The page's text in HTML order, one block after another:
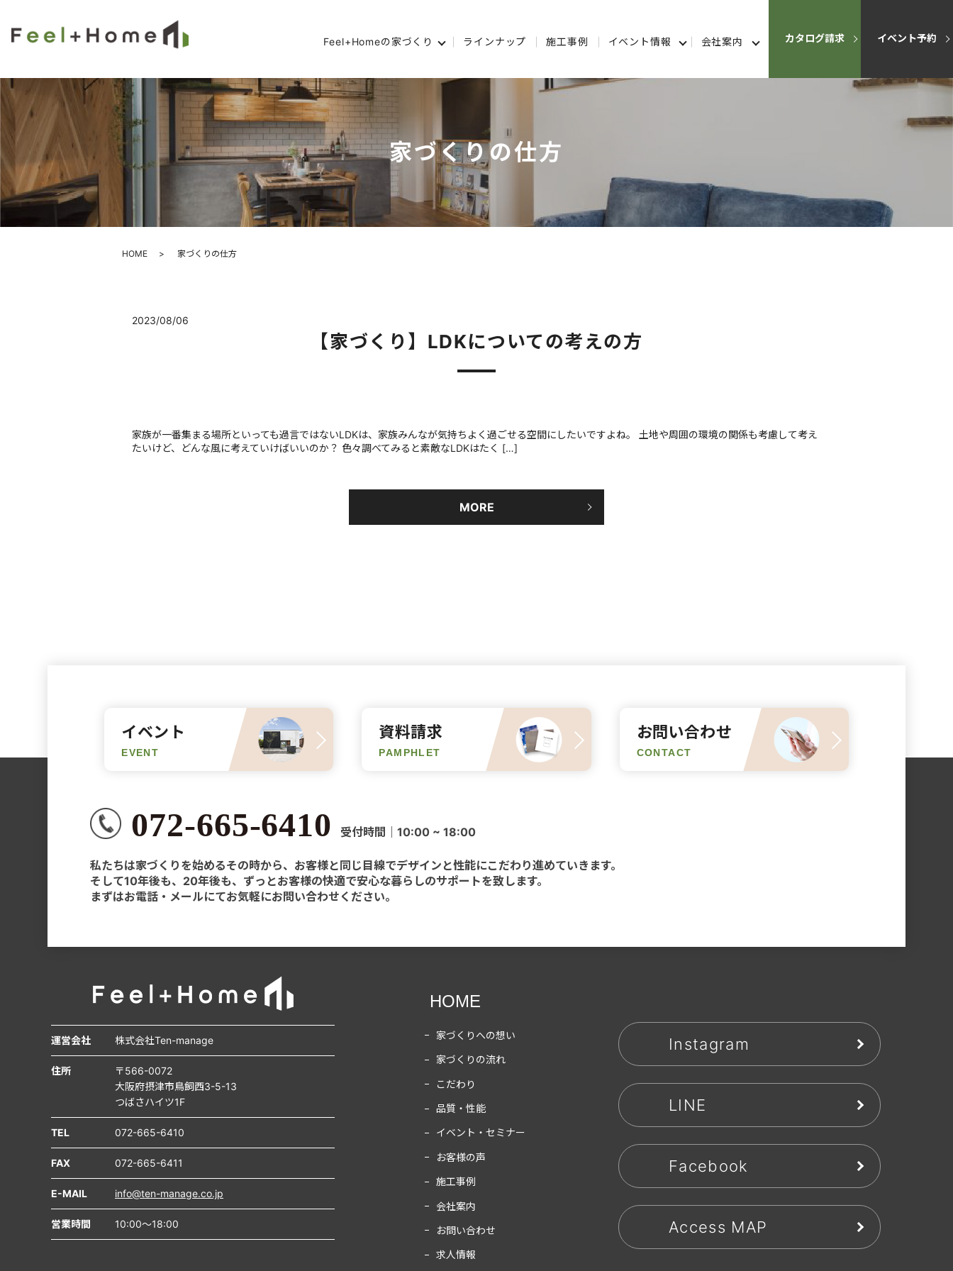
カタログ請求 イベント予約
Feel+Homeの家づくり ラインナップ 施工事例 イベント情報 会社案内
家づくりの仕方
HOME 家づくりの仕方
2023/08/06
【家づくり】LDKについての考えの方
家族が一番集まる場所といっても過言ではないLDKは、家族みんなが気持ちよく過ごせる空間にしたいですよね。 土地や周囲の環境の関係も考慮して考え
たいけど、どんな風に考えていけばいいのか？ 色々調べてみると素敵なLDKはたく […]
MORE
イベント
EVENT
資料請求
PAMPHLET
お問い合わせ
CONTACT
072-665-6410 受付時間｜10:00 ~ 18:00
私たちは家づくりを始めるその時から、お客様と同じ目線でデザインと性能にこだわり進めていきます。
そして10年後も、20年後も、ずっとお客様の快適で安心な暮らしのサポートを致します。
まずはお電話・メールにてお気軽にお問い合わせください。
運営会社 株式会社Ten-manage
住所
〒566-0072
大阪府摂津市鳥飼西3-5-13
つばさハイツ1F
TEL 072-665-6410
FAX 072-665-6411
E-MAIL info@ten-manage.co.jp
営業時間 10:00～18:00
HOME
家づくりへの想い
家づくりの流れ
こだわり
品質・性能
イベント・セミナー
お客様の声
施工事例
会社案内
お問い合わせ
求人情報
Instagram
LINE
Facebook
Access MAP